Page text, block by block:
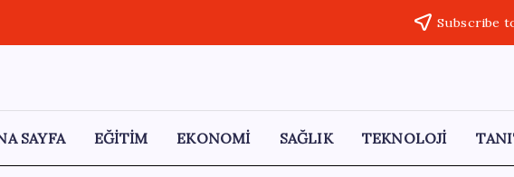
Subscribe
SAYFA EĞİTİM EKONOMİ SAĞLIK TEKNOLOJİ